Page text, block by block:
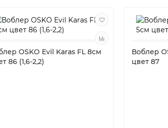
OSKO Evil Karas FL 8см
86 (1,6-2,2)
Воблер
цвет 87